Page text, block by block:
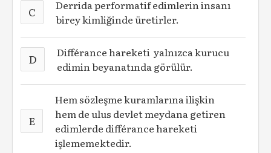
C
Derrida performatif edimlerin insanı
birey kimliğinde üretirler.
D
Différance hareketi yalnızca kurucu
edimin beyanatında görülür.
E
Hem sözleşme kuramlarına ilişkin
hem de ulus devlet meydana getiren
edimlerde différance hareketi
işlememektedir.